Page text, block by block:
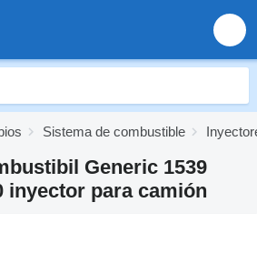
Sistema de combustible
Generic 1539
inyector para camión